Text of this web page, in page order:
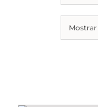
Mostrar